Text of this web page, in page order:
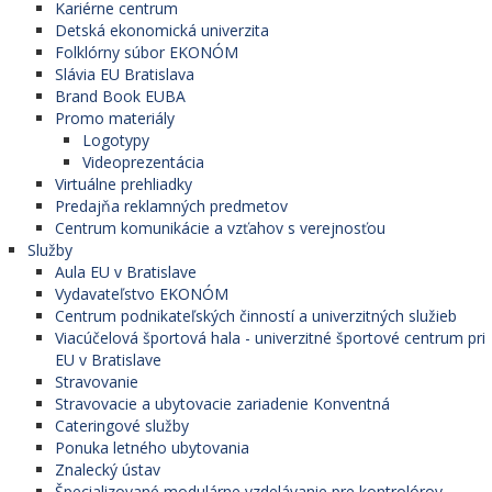
Kariérne centrum
Detská ekonomická univerzita
Folklórny súbor EKONÓM
Slávia EU Bratislava
Brand Book EUBA
Promo materiály
Logotypy
Videoprezentácia
Virtuálne prehliadky
Predajňa reklamných predmetov
Centrum komunikácie a vzťahov s verejnosťou
Služby
Aula EU v Bratislave
Vydavateľstvo EKONÓM
Centrum podnikateľských činností a univerzitných služieb
Viacúčelová športová hala - univerzitné športové centrum pri
EU v Bratislave
Stravovanie
Stravovacie a ubytovacie zariadenie Konventná
Cateringové služby
Ponuka letného ubytovania
Znalecký ústav